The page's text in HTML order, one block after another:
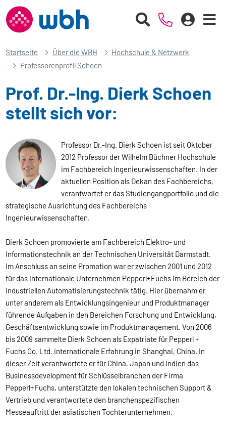
Startseite Über die WBH
Hochschule & Netzwerk
Professorenprofil Schoen
Prof. Dr.-Ing. Dierk Schoen
stellt sich vor:
Professor Dr.-Ing. Dierk Schoen ist seit Oktober
2012 Professor der Wilhelm Büchner Hochschule
im Fachbereich Ingenieurwissenschaften. In der
aktuellen Position als Dekan des Fachbereichs,
verantwortet er das Studiengangportfolio und die
strategische Ausrichtung des Fachbereichs
Ingenieurwissenschaften.
Dierk Schoen promovierte am Fachbereich Elektro- und
Informationstechnik an der Technischen Universität Darmstadt.
Im Anschluss an seine Promotion war er zwischen 2001 und 2012
für das internationale Unternehmen Pepperl+Fuchs im Bereich der
industriellen Automatisierungstechnik tätig. Hier übernahm er
unter anderem als Entwicklungsingenieur und Produktmanager
führende Aufgaben in den Bereichen Forschung und Entwicklung,
Geschäftsentwicklung sowie im Produktmanagement. Von 2006
bis 2009 sammelte Dierk Schoen als Expatriate für Pepperl +
Fuchs Co. Ltd. internationale Erfahrung in Shanghai, China. In
dieser Zeit verantwortete er für China, Japan und Indien das
Businessdevelopment für Schlüsselbranchen der Firma
Pepperl+Fuchs, unterstützte den lokalen technischen Support &
Vertrieb und verantwortete den branchenspezifischen
Messeauftritt der asiatischen Tochterunternehmen.